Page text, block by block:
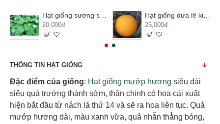
Hạt giống sương sâm lông
20,000đ
Hạt giống dưa lê kim hoàng hậu
25,000đ
THÔNG TIN HẠT GIỐNG
Đặc điểm của giống: Hạt giống mướp hương siêu dài
siêu quả trưởng thành sớm, thân chính có hoa cái xuất
hiện bắt đầu từ nách lá thứ 14 và sẽ ra hoa liên tục. Quả
mướp hương dài, màu xanh vừa, quả nhẵn thẳng bóng,